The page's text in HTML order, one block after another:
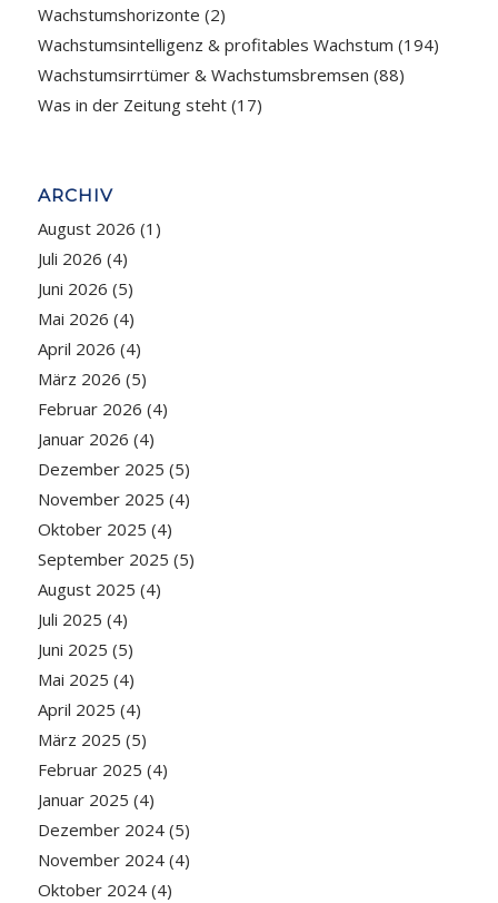
Wachstumshorizonte (2)
Wachstumsintelligenz & profitables Wachstum (194)
Wachstumsirrtümer & Wachstumsbremsen (88)
Was in der Zeitung steht(17)
ARCHIV
August 2026 (1)
Juli 2026 (4)
Juni 2026 (5)
Mai 2026 (4)
April 2026 (4)
März 2026 (5)
Februar 2026 (4)
Januar 2026 (4)
Dezember 2025 (5)
November 2025 (4)
Oktober 2025 (4)
September 2025 (5)
August 2025 (4)
Juli 2025 (4)
Juni 2025 (5)
Mai 2025 (4)
April 2025 (4)
März 2025 (5)
Februar 2025 (4)
Januar 2025 (4)
Dezember 2024(5)
November 2024(4)
Oktober 2024(4)